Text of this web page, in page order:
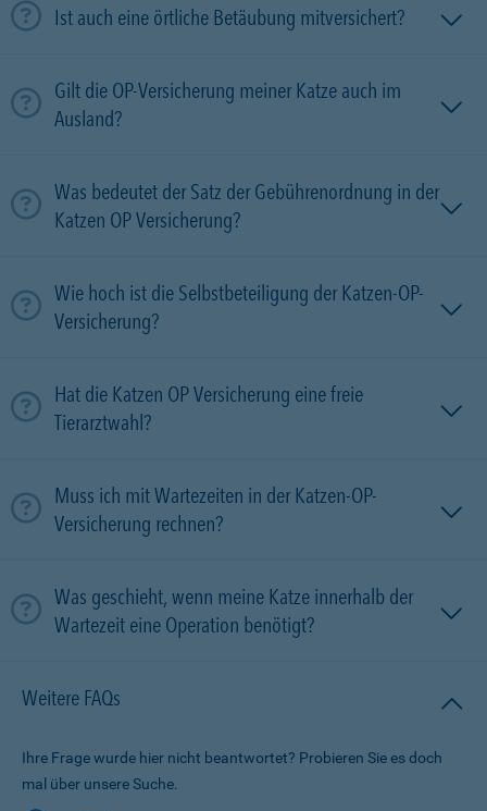
Ist auch eine örtliche Betäubung mitversichert?
Gilt die OP-Versicherung meiner Katze auch im
Ausland?
Was bedeutet der Satz der Gebührenordnung in der
Katzen OP Versicherung?
Wie hoch ist die Selbstbeteiligung der Katzen-OP-
Versicherung?
Hat die Katzen OP Versicherung eine freie
Tierarztwahl?
Muss ich mit Wartezeiten in der Katzen-OP-
Versicherung rechnen?
Was geschieht, wenn meine Katze innerhalb der
Wartezeit eine Operation benötigt?
Weitere FAQs
Ihre Frage wurde hier nicht beantwortet? Probieren Sie es doch
mal über unsere Suche.